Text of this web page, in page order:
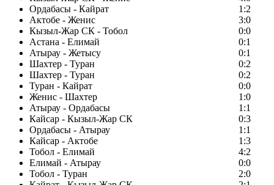
Ордабасы - Кайрат
1:2
Актобе - Женис
3:0
Кызыл-Жар СК - Тобол
0:0
Астана - Елимай
0:1
Атырау - Жетысу
0:1
Шахтер - Туран
0:2
Шахтер - Туран
0:2
Туран - Кайрат
0:0
Женис - Шахтер
1:0
Атырау - Ордабасы
1:1
Кайсар - Кызыл-Жар СК
0:3
Ордабасы - Атырау
1:1
Кайсар - Актобе
1:3
Тобол - Елимай
4:2
Елимай - Атырау
0:0
Тобол - Туран
2:0